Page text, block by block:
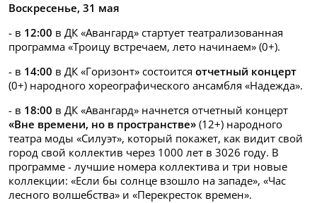
Воскресенье, 31 мая
- в 12:00 в ДК «Авангард» стартует театрализованная
программа «Троицу встречаем, лето начинаем» (0+).
- в 14:00 в ДК «Горизонт» состоится отчетный концерт
(0+) народного хореографического ансамбля «Надежда».
- в 18:00 в ДК «Авангард» начнется отчетный концерт
«Вне времени, но в пространстве» (12+) народного
театра моды «Силуэт», который покажет, как видит свой
город свой коллектив через 1000 лет в 3026 году. В
программе - лучшие номера коллектива и три новые
коллекции: «Если бы солнце взошло на западе», «Час
лесного волшебства» и «Перекресток времен».